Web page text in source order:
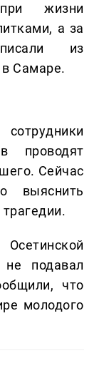
жизни
а за
из
в Самаре.
проводят
Сейчас
выяснить
подавал
что
молодого